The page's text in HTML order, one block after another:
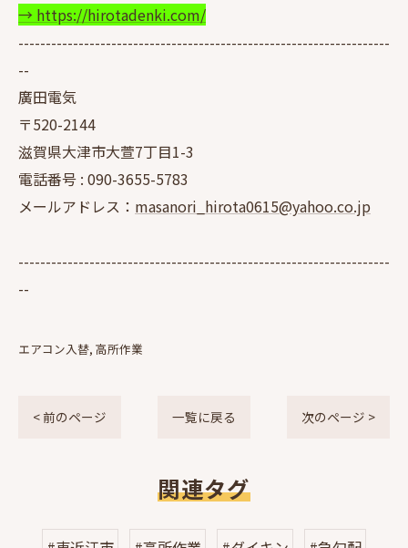
→ https://hirotadenki.com/
--------------------------------------------------------------------
--
廣田電気
〒520-2144
滋賀県大津市大萱7丁目1-3
電話番号 : 090-3655-5783
メールアドレス： masanori_hirota0615@yahoo.co.jp
--------------------------------------------------------------------
--
エアコン入替 高所作業
< 前のページ 一覧に戻る 次のページ >
関連タグ